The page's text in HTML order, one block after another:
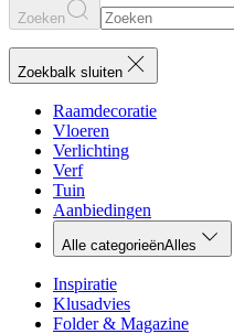
Zoeken
Zoekbalk sluiten
Raamdecoratie
Vloeren
Verlichting
Verf
Tuin
Aanbiedingen
Alle categorieënAlles
Inspiratie
Klusadvies
Folder & Magazine